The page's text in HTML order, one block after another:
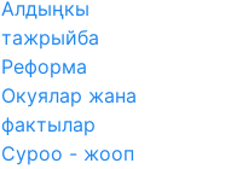
Алдыңкы
тажрыйба
Реформа
Окуялар жана
фактылар
Суроо - жооп